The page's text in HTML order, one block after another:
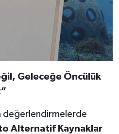
Geleceğe Öncülük
değerlendirmelerde
Alternatif Kaynaklar